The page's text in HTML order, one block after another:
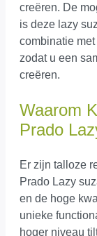
creëren. De
is deze lazy
combinatie
zodat u een
creëren.
Waarom
Prado
Er zijn talloze
Prado Lazy
en de hoge
unieke
hoger niveau